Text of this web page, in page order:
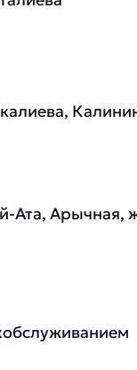
Ата, Арычная,